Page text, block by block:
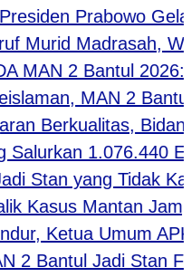
Prabowo Gelar
Murid Madrasah,
2 Bantul 2026:
MAN 2 Bantul
Berkualitas, Bidang
1.076.440
yang Tidak
Mantan
Ketua Umum
Bantul Jadi Stan